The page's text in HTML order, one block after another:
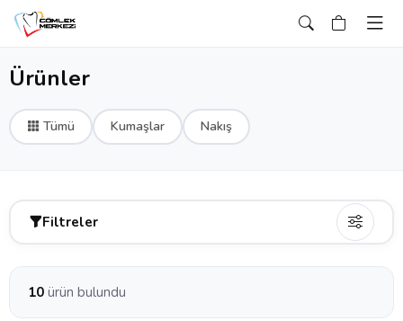
Ürünler
Tümü Kumaşlar Nakış
Filtreler
10 ürün bulundu